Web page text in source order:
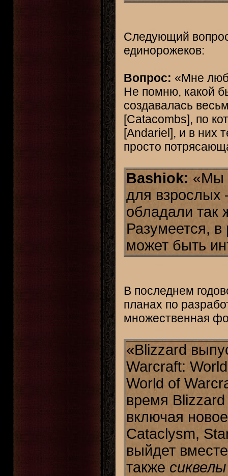
Следующий
единорожеков:
Вопрос: «Мне
Не помню, какой
создавалась
[Catacombs], по
[Andariel], и в них
просто
Bashiok: «Мы
для взрослых
обладали так
Разумеется, в
может быть
В последнем
планах по
множественная
«Blizzard
Warcraft:
World of
время Blizzard
включая
Cataclysm,
выйдет
также сиквелы